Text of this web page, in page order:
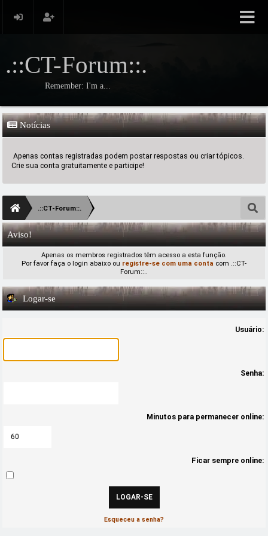
.::CT-Forum::.
Remember: I'm a...
Notícias
Apenas contas registradas podem postar respostas ou criar tópicos.
Crie sua conta gratuitamente e participe!
.::CT-Forum::.
Aviso!
Apenas os membros registrados têm acesso a esta função.
Por favor faça o login abaixo ou registre-se com uma conta com .::CT-
Forum::..
Logar-se
Usuário:
Senha:
Minutos para permanecer online:
Ficar sempre online:
Esqueceu a senha?